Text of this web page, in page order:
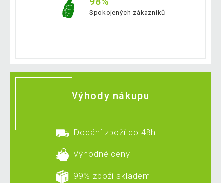
Spokojených zákazníků
Výhody nákupu
Dodání zboží do 48h
Výhodné ceny
99% zboží skladem